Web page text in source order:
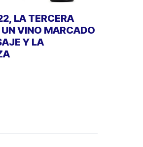
LA TERCERA
UN VINO MARCADO
Y LA